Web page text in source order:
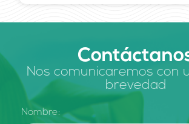
Nos comunicaremos con
brevedad
Nombre: